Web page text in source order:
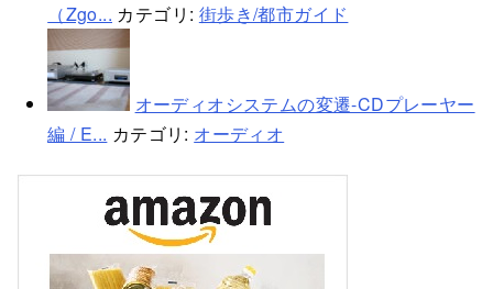
（Zgo... カテゴリ: 街歩き/都市ガイド
オーディオシステムの変遷-CDプレーヤー
編 / E... カテゴリ: オーディオ